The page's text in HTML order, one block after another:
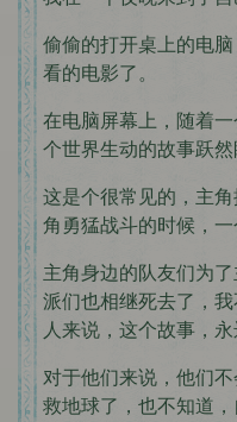
偷偷的打开桌上的电
看的电影了。
在电脑屏幕上，随着
个世界生动的故事跃然
这是个很常见的，主
角勇猛战斗的时候，一
主角身边的队友们为
派们也相继死去了，
人来说，这个故事，永
对于他们来说，他们
救地球了，也不知道，